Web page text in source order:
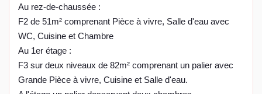
Au rez-de-chaussée :
F2 de 51m² comprenant Pièce à vivre, Salle d'eau avec
WC, Cuisine et Chambre
Au 1er étage :
F3 sur deux niveaux de 82m² comprenant un palier avec
Grande Pièce à vivre, Cuisine et Salle d'eau.